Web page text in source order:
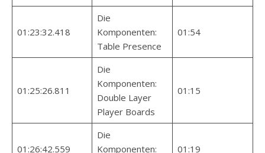
01:23:32.418
Die
Komponenten:
Table Presence
01:54
01:25:26.811
Die
Komponenten:
Double Layer
Player Boards
01:15
01:26:42.559
Die
Komponenten:
01:19